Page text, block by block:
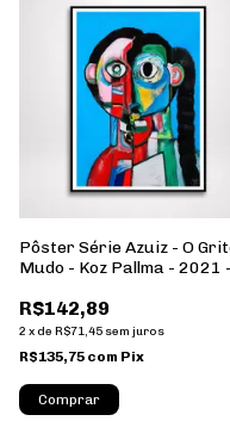
Pôster Série Azuiz - O
Mudo - Koz Pallma - 2021 -
Moldura
R$142,89
2 x de R$71,45 sem juros
R$135,75 com Pix
Comprar